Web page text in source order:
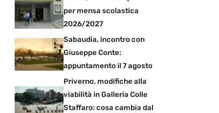
per mensa scolastica
2026/2027
Sabaudia, incontro con
Giuseppe Conte:
appuntamento il 7 agosto
Priverno, modifiche alla
viabilità in Galleria Colle
Staffaro: cosa cambia dal